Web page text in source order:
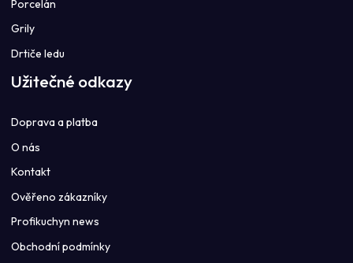
Porcelán
Grily
Drtiče ledu
Užitečné odkazy
Doprava a platba
O nás
Kontakt
Ověřeno zákazníky
Profikuchyn news
Obchodní podmínky